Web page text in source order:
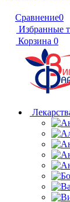
Сравнение0
Избранные
Корзина 0